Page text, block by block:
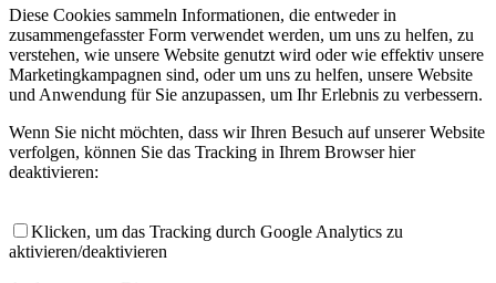
Diese Cookies sammeln Informationen, die entweder in
zusammengefasster Form verwendet werden, um uns zu helfen, zu
verstehen, wie unsere Website genutzt wird oder wie effektiv unsere
Marketingkampagnen sind, oder um uns zu helfen, unsere Website
und Anwendung für Sie anzupassen, um Ihr Erlebnis zu verbessern.
Wenn Sie nicht möchten, dass wir Ihren Besuch auf unserer Website
verfolgen, können Sie das Tracking in Ihrem Browser hier
deaktivieren:
Klicken, um das Tracking durch Google Analytics zu
aktivieren/deaktivieren